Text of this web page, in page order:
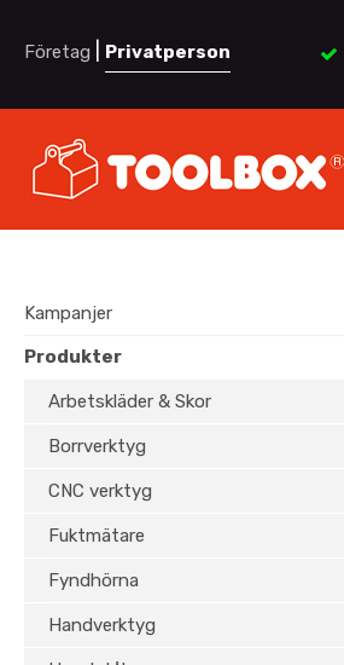
Företag Privatperson
Kampanjer
Produkter
Arbetskläder & Skor
Borrverktyg
CNC verktyg
Fuktmätare
Fyndhörna
Handverktyg